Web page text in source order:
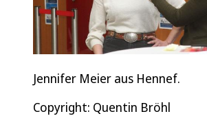
Jennifer Meier aus Hennef.
Copyright: Quentin Bröhl